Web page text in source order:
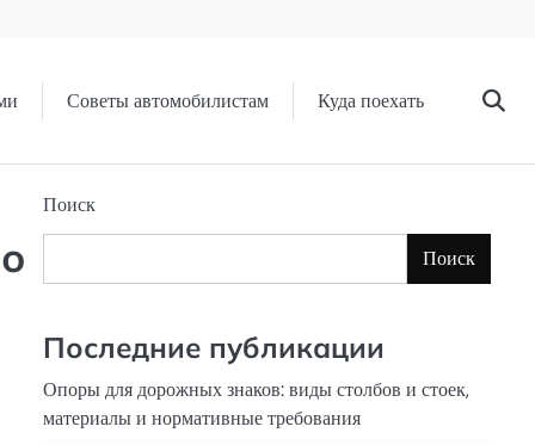
Советы автомобилистам Куда поехать
Поиск
Поиск
Последние публикации
Опоры для дорожных знаков: виды столбов и стоек,
материалы и нормативные требования